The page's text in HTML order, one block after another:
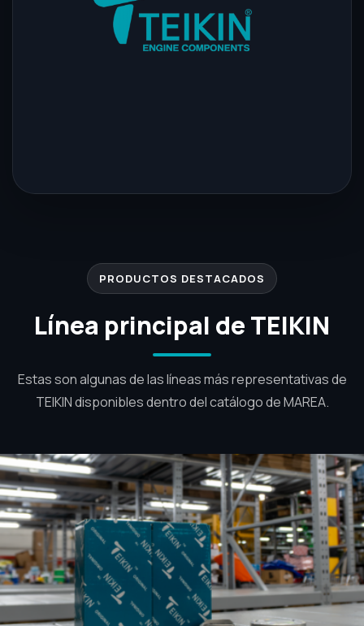
PRODUCTOS DESTACADOS
Línea principal de TEIKIN
Estas son algunas de las líneas más representativas de
TEIKIN disponibles dentro del catálogo de MAREA.